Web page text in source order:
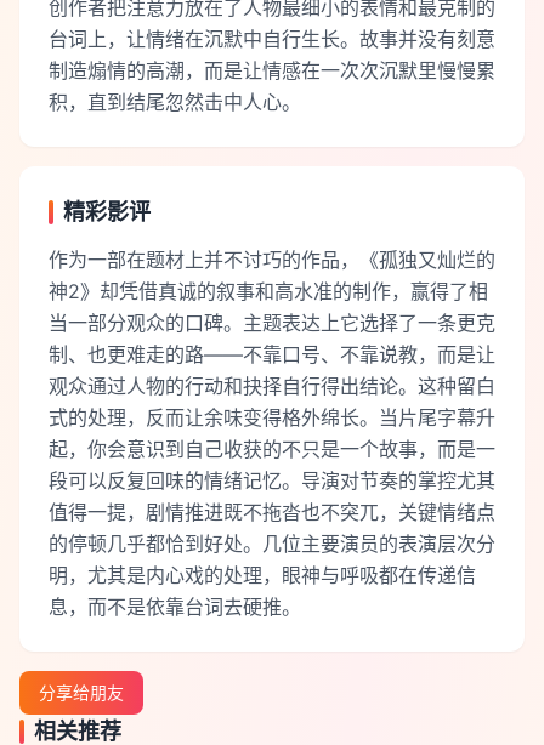
创作者把注意力放在了人物最细小的表情和最克制的
台词上，让情绪在沉默中自行生长。故事并没有刻意
制造煽情的高潮，而是让情感在一次次沉默里慢慢累
积，直到结尾忽然击中人心。
精彩影评
作为一部在题材上并不讨巧的作品，《孤独又灿烂的
神2》却凭借真诚的叙事和高水准的制作，赢得了相
当一部分观众的口碑。主题表达上它选择了一条更克
制、也更难走的路——不靠口号、不靠说教，而是让
观众通过人物的行动和抉择自行得出结论。这种留白
式的处理，反而让余味变得格外绵长。当片尾字幕升
起，你会意识到自己收获的不只是一个故事，而是一
段可以反复回味的情绪记忆。导演对节奏的掌控尤其
值得一提，剧情推进既不拖沓也不突兀，关键情绪点
的停顿几乎都恰到好处。几位主要演员的表演层次分
明，尤其是内心戏的处理，眼神与呼吸都在传递信
息，而不是依靠台词去硬推。
分享给朋友
相关推荐